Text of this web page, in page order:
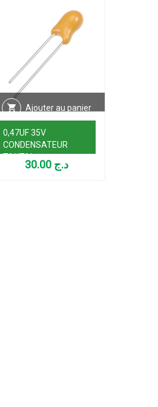
Ajouter au panier
0,47UF 35V
CONDENSATEUR
TANTAL
د.ج 30.00